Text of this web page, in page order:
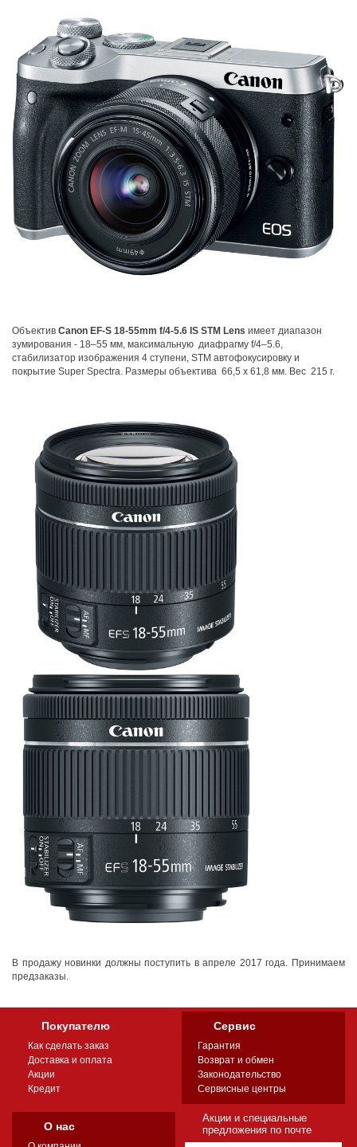
Объектив Canon EF-S 18-55mm f/4-5.6 IS STM Lens имеет диапазон
зумирования - 18–55 мм, максимальную диафрагму f/4–5.6,
стабилизатор изображения 4 ступени, STM автофокусировку и
покрытие Super Spectra. Размеры объектива 66,5 x 61,8 мм. Вес 215 г.
В продажу новинки должны поступить в апреле 2017 года. Принимаем
предзаказы.
Покупателю
Как сделать заказ
Доставка и оплата
Акции
Кредит
Сервис
Гарантия
Возврат и обмен
Законодательство
Сервисные центры
О нас
Акции и специальные
предложения по почте